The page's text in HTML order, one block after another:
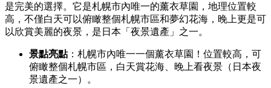
是完美的選擇。 它是札幌市內唯一的薰衣草園， 地理位置較
高， 不僅白天可以俯瞰整個札幌市區和夢幻花海， 晚上更是可
以欣賞美麗的夜景， 是日本「夜景遺產」之一。
景點亮點：札幌市內唯一一個薰衣草園！位置較高， 可
俯瞰整個札幌市區， 白天賞花海、 晚上看夜景（日本夜
景遺產之一）。